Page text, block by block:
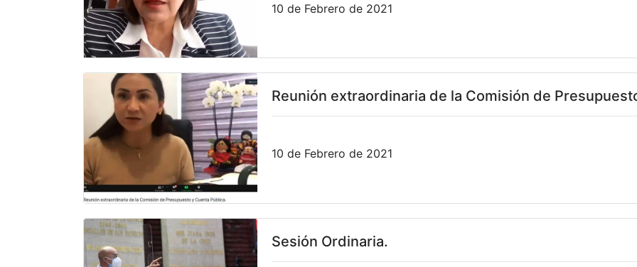
10 de Febrero de 2021
Reunión extraordinaria de la Comisión de
10 de Febrero de 2021
Sesión Ordinaria.